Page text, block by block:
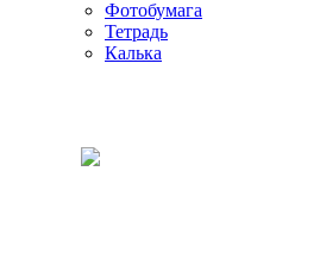
Фотобумага
Тетрадь
Калька